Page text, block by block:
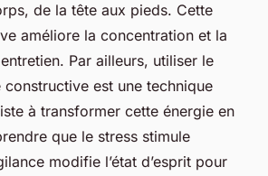
de la tête aux pieds. Cette
améliore la concentration et la
Par ailleurs, utiliser le
constructive est une technique
à transformer cette énergie en
que le stress stimule
modifie l’état d’esprit pour